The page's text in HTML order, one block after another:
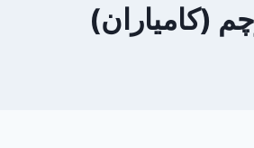
(کامیاران)